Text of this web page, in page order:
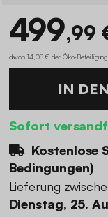
499,99
davon 14,08 € der Öko-Beteiligung
IN
Sofort
Kostenlose
Bedingungen)
Lieferung
Dienstag, 25.